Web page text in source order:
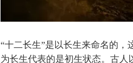
“十二长生”是以长生来命名的，
为长生代表的是初生状态。古